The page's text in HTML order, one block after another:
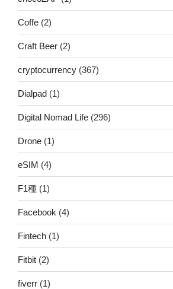
Coffe (2)
Craft Beer (2)
cryptocurrency (367)
Dialpad (1)
Digital Nomad Life (296)
Drone (1)
eSIM (4)
F1種 (1)
Facebook (4)
Fintech (1)
Fitbit (2)
fiverr (1)